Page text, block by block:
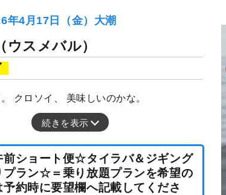
年4月17日（金）大潮
（ウスメバル）
クロソイ、 美味しいのかな。
続きを表示